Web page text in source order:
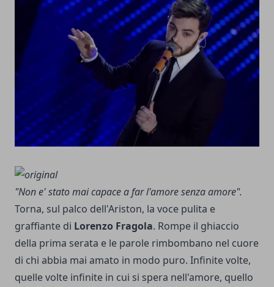
"Non e' stato mai capace a far l'amore senza amore".
Torna, sul palco dell'Ariston, la voce pulita e
graffiante di Lorenzo Fragola. Rompe il ghiaccio
della prima serata e le parole rimbombano nel cuore
di chi abbia mai amato in modo puro. Infinite volte,
quelle volte infinite in cui si spera nell'amore, quello